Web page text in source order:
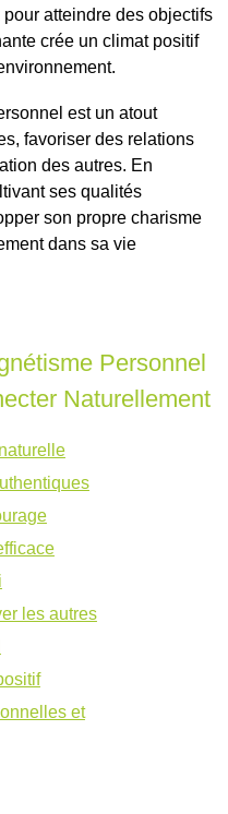
atteindre des objectifs
crée un climat positif
est un atout
favoriser des relations
des autres. En
ses qualités
son propre charisme
dans sa vie
Personnel
Naturellement
les autres
et